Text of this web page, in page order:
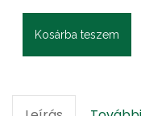
Kosárba teszem